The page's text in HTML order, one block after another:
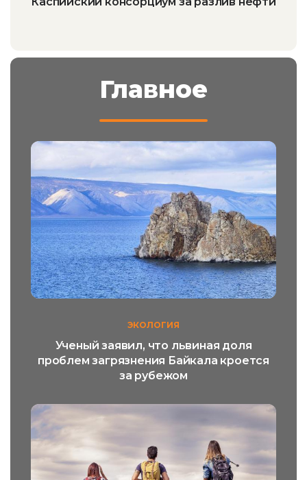
Главное
ЭКОЛОГИЯ
Ученый заявил, что львиная доля
проблем загрязнения Байкала кроется
за рубежом